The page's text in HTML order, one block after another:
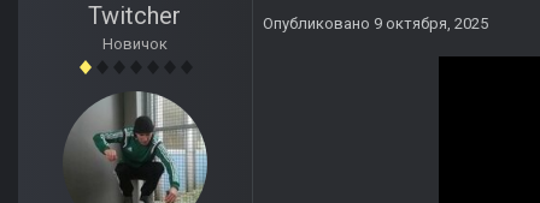
Twitcher
Новичок
Опубликовано 9 октября, 2025